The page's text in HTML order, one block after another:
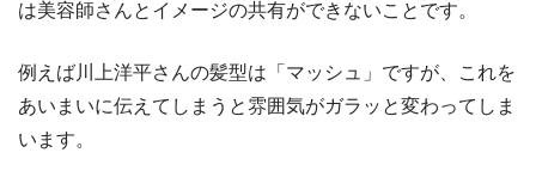
は美容師さんとイメージの共有ができないことです。
例えば川上洋平さんの髪型は「マッシュ」ですが、これを
あいまいに伝えてしまうと雰囲気がガラッと変わってしま
います。